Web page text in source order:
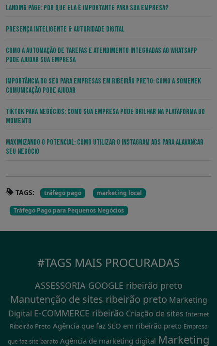
Landing Page: por que ela é importante para sua empresa?
Presença Inteligente & Autoridade Digital
Como a Automação de Tarefas e Atendimento Integradas ao WhatsApp
pode Ajudar sua Empresa
Importância do SEO para Empresas em Ribeirão Preto: Como a Somenek
Comunicação Pode Ajudar
TikTok para Negócios: Como sua Empresa pode Brilhar na Plataforma do
Momento
Maximizando o Potencial: Como Utilizar o Instagram ADS para Alavancar
seu Negócio
TAGS: tráfego pago marketing local
Tráfego Pago para Pequenos Negócios
#TAGS MAIS PROCURADAS
ASSESSORIA GOOGLE ribeirão preto
Manutenção de sites ribeirão preto Marketing
Digital E-COMMERCE ribeirão Criação de sites Internet
Ribeirão Preto Agência que faz SEO em ribeirão preto Empresa
que faz site barato Agência de marketing digital Marketing